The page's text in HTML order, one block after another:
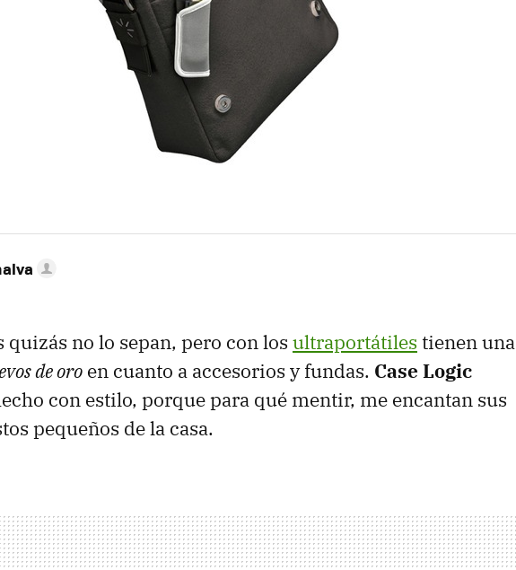
quizás no lo sepan, pero con los ultraportátiles tienen una
de oro en cuanto a accesorios y fundas. Case Logic
con estilo, porque para qué mentir, me encantan sus
pequeños de la casa.